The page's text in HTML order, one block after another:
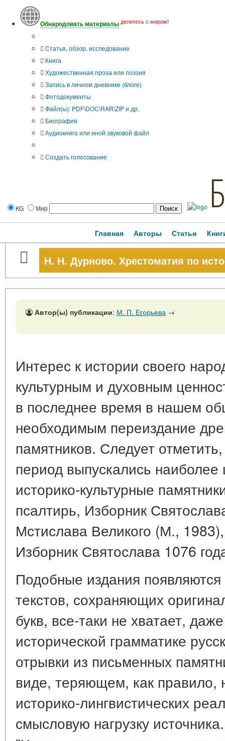
Обнародовать материалы делитесь с миром!
Статья, обзор, исследование
Книга
Художественная проза или поэзия
Запись в личном дневнике (блоге)
Фотодокументы
Файл(ы): PDF\DOC\RAR\ZIP и др.
Биография
Аудиокнига или иной звуковой файл
Создать голосование
KG Мир
Главная Авторы Статьи
Н. Н. Дурново. Хрестоматия по
Автор(ы) публикации: М. П. Егорьева →
Интерес к истории своего
культурным и духовным
в последнее время в нашем
необходимым переиздание
памятников. Следует
период выпускались
историко-культурные
псалтирь, Изборник
Мстислава Великого (М.,
Изборник Святослава 1076
Подобные издания
текстов, сохраняющих
букв, все-таки не хватает,
исторической грамматике
отрывки из письменных
виде, теряющем, как правило,
историко-лингвистических
смысловую нагрузку